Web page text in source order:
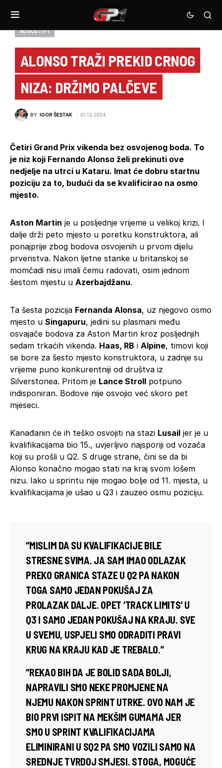
NOVOSTI F1
ALONSO TRAŽI PREKID CRNOG
NIZA: DRŽIMO PALČEVE
BY IGOR ŠESTAK 01.12.2024.
Četiri Grand Prix vikenda bez osvojenog boda. To
je niz koji Fernando Alonso želi prekinuti ove
nedjelje na utrci u Kataru. Imat će dobru startnu
poziciju za to, budući da se kvalificirao na osmo
mjesto.
Aston Martin je u posljednje vrijeme u velikoj krizi. I
dalje drži peto mjesto u poretku konstruktora, ali
ponajprije zbog bodova osvojenih u prvom dijelu
prvenstva. Nakon ljetne stanke u britanskoj se
momčadi nisu imali čemu radovati, osim jednom
šestom mjestu u Azerbajdžanu.
Ta šesta pozicija Fernanda Alonsa, uz njegovo osmo
mjesto u Singapuru, jedini su plasmani među
osvajače bodova za Aston Martin kroz posljednjih
sedam trkaćih vikenda. Haas, RB i Alpine, timovi koji
se bore za šesto mjesto konstruktora, u zadnje su
vrijeme puno konkurentniji od društva iz
Silverstonea. Pritom je Lance Stroll potpuno
indisponiran. Bodove nije osvojio već skoro pet
mjeseci.
Kanađanin će ih teško osvojiti na stazi Lusail jer je u
kvalifikacijama bio 15., uvjerljivo najsporiji od vozača
koji su prošli u Q2. S druge strane, čini se da bi
Alonso konačno mogao stati na kraj svom lošem
nizu. Iako u sprintu nije mogao bolje od 11. mjesta, u
kvalifikacijama je ušao u Q3 i zauzeo osmu poziciju.
“MISLIM DA SU KVALIFIKACIJE BILE
STRESNE SVIMA. JA SAM IMAO ODLAZAK
PREKO GRANICA STAZE U Q2 PA NAKON
TOGA SAMO JEDAN POKUŠAJ ZA
PROLAZAK DALJE. OPET ‘TRACK LIMITS’ U
Q3 I SAMO JEDAN POKUŠAJ NA KRAJU. SVE
U SVEMU, USPJELI SMO ODRADITI PRAVI
KRUG NA KRAJU KAD JE TREBALO.”
“REKAO BIH DA JE BOLID SADA BOLJI,
NAPRAVILI SMO NEKE PROMJENE NA
NJEMU NAKON SPRINT UTRKE. OVO NAM JE
BIO PRVI ISPIT NA MEKŠIM GUMAMA JER
SMO U SPRINT KVALIFIKACIJAMA
ELIMINIRANI U SQ2 PA SMO VOZILI SAMO NA
SREDNJE TVRDOJ SMJESI. STOGA, MOGUĆE